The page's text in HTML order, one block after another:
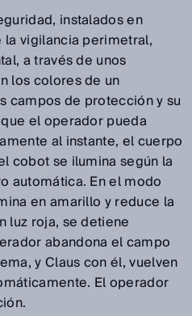
instalados en
vigilancia perimetral,
a través de unos
los colores de un
campos de protección y su
el operador pueda
al instante, el cuerpo
cobot se ilumina según la
automática. En el modo
en amarillo y reduce la
luz roja, se detiene
abandona el campo
y Claus con él, vuelven
El operador